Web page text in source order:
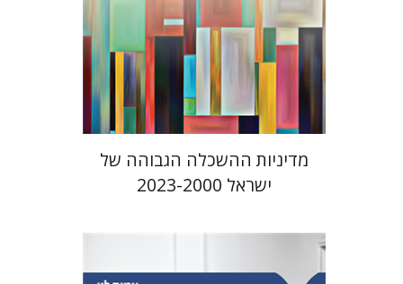
הנחת אתר ספר מודפס
$46
$41
מדיניות ההשכלה הגבוהה של
ישראל 2023-2000